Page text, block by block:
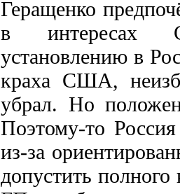
Геращенко
в интересах
установлению в
краха США,
убрал. Но
Поэтому-то
из-за
допустить